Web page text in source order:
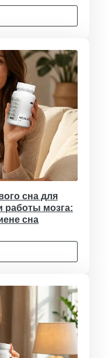
сна для
работы мозга:
сна